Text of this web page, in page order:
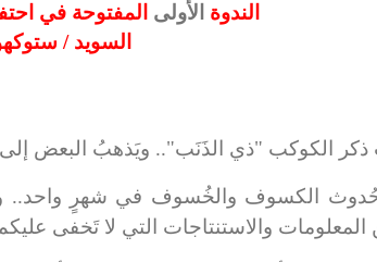
الندوة الأولى المفتوحة في
السويد /
الكسوف والخُسوف في شهرٍ واحد..
والاستنتاجات التي لا تَخفى